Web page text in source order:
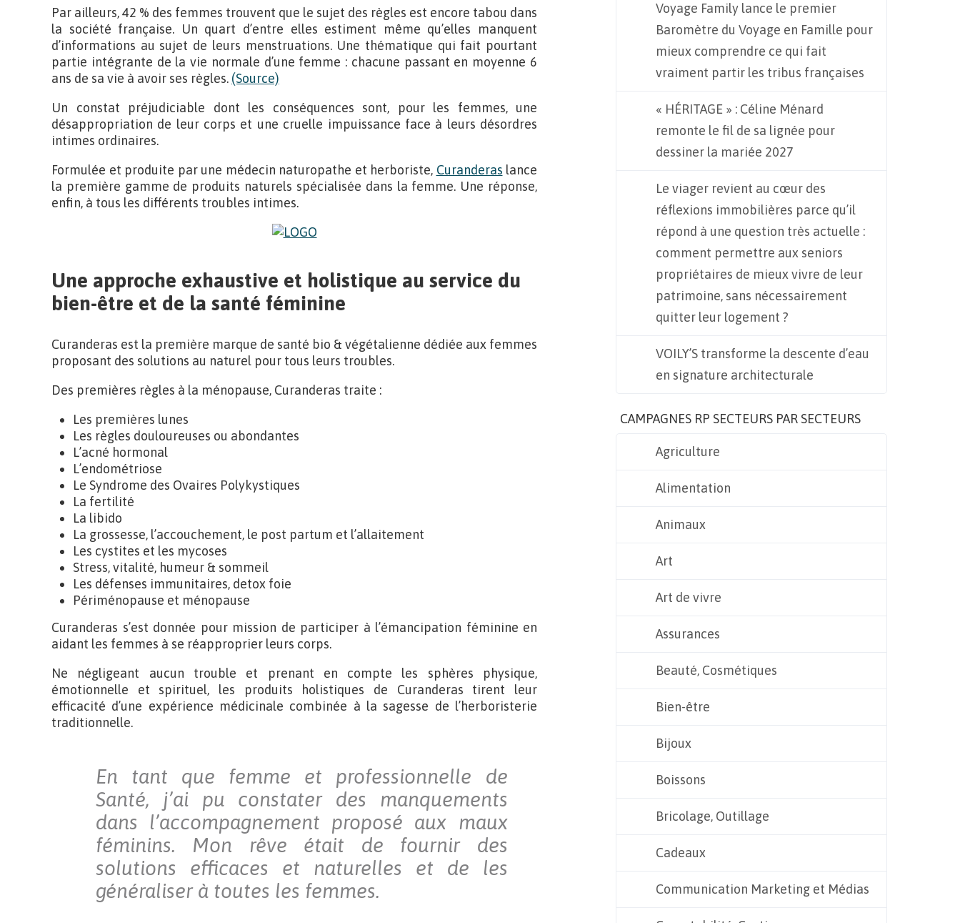
Par ailleurs, 42 % des femmes trouvent que le sujet des règles est encore tabou dans
la société française. Un quart d’entre elles estiment même qu’elles manquent
d’informations au sujet de leurs menstruations. Une thématique qui fait pourtant
partie intégrante de la vie normale d’une femme : chacune passant en moyenne 6
ans de sa vie à avoir ses règles. (Source)
Un constat préjudiciable dont les conséquences sont, pour les femmes, une
désappropriation de leur corps et une cruelle impuissance face à leurs désordres
intimes ordinaires.
Formulée et produite par une médecin naturopathe et herboriste, Curanderas lance
la première gamme de produits naturels spécialisée dans la femme. Une réponse,
enfin, à tous les différents troubles intimes.
Une approche exhaustive et holistique au service du
bien-être et de la santé féminine
Curanderas est la première marque de santé bio & végétalienne dédiée aux femmes
proposant des solutions au naturel pour tous leurs troubles.
Des premières règles à la ménopause, Curanderas traite :
Les premières lunes
Les règles douloureuses ou abondantes
L’acné hormonal
L’endométriose
Le Syndrome des Ovaires Polykystiques
La fertilité
La libido
La grossesse, l’accouchement, le post partum et l’allaitement
Les cystites et les mycoses
Stress, vitalité, humeur & sommeil
Les défenses immunitaires, detox foie
Périménopause et ménopause
Curanderas s’est donnée pour mission de participer à l’émancipation féminine en
aidant les femmes à se réapproprier leurs corps.
Ne négligeant aucun trouble et prenant en compte les sphères physique,
émotionnelle et spirituel, les produits holistiques de Curanderas tirent leur
efficacité d’une expérience médicinale combinée à la sagesse de l’herboristerie
traditionnelle.
En tant que femme et professionnelle de
Santé, j’ai pu constater des manquements
dans l’accompagnement proposé aux maux
féminins. Mon rêve était de fournir des
solutions efficaces et naturelles et de les
généraliser à toutes les femmes.
Voyage Family lance le premier
Baromètre du Voyage en Famille pour
mieux comprendre ce qui fait
vraiment partir les tribus françaises
« HÉRITAGE » : Céline Ménard
remonte le fil de sa lignée pour
dessiner la mariée 2027
Le viager revient au cœur des
réflexions immobilières parce qu’il
répond à une question très actuelle :
comment permettre aux seniors
propriétaires de mieux vivre de leur
patrimoine, sans nécessairement
quitter leur logement ?
VOILY’S transforme la descente d’eau
en signature architecturale
CAMPAGNES RP SECTEURS PAR SECTEURS
Agriculture
Alimentation
Animaux
Art
Art de vivre
Assurances
Beauté, Cosmétiques
Bien-être
Bijoux
Boissons
Bricolage, Outillage
Cadeaux
Communication Marketing et Médias